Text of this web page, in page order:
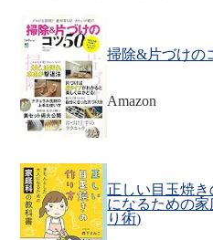
掃除&片づけの
Amazon
正しい目玉焼
になるための
り術)